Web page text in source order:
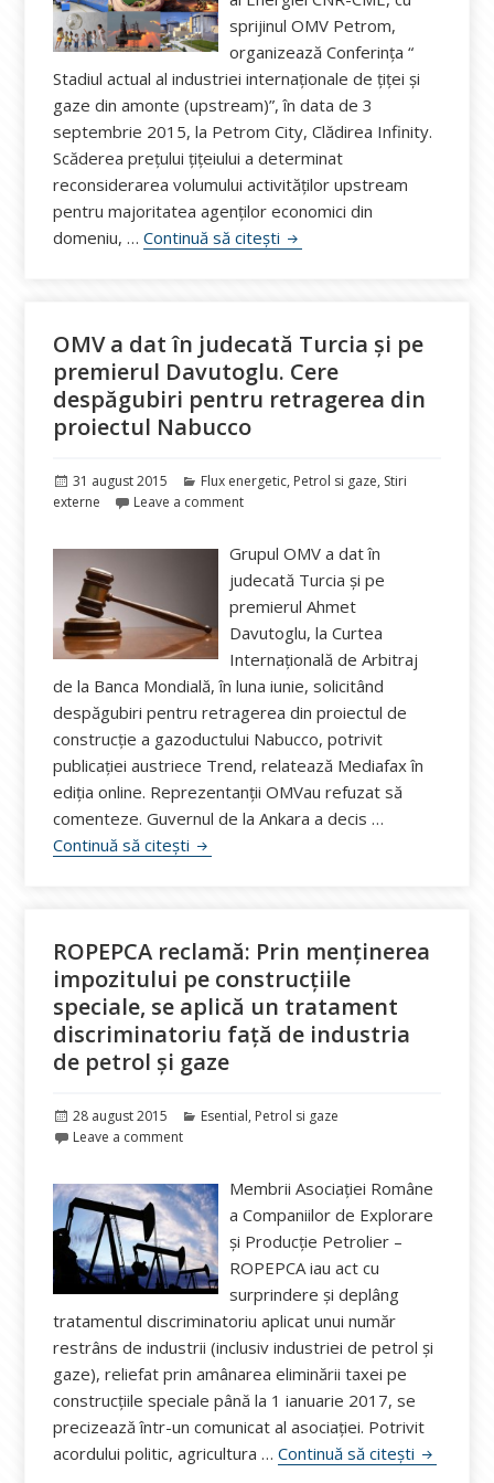
sprijinul OMV Petrom,
organizează Conferința “
Stadiul actual al industriei internaționale de țiței și
gaze din amonte (upstream)”, în data de 3
septembrie 2015, la Petrom City, Clădirea Infinity.
Scăderea prețului țițeiului a determinat
reconsiderarea volumului activităților upstream
pentru majoritatea agenților economici din
domeniu, …Continuă să citești Conferința CNR-CME: “
OMV a dat în judecată Turcia şi pe
premierul Davutoglu. Cere
despăgubiri pentru retragerea din
proiectul Nabucco
Publicat
pe
31 august 2015 Categorii
Flux energetic, Petrol si gaze, Stiri
externe
Leave a comment
Grupul OMV a dat în
judecată Turcia şi pe
premierul Ahmet
Davutoglu, la Curtea
Internațională de Arbitraj
de la Banca Mondială, în luna iunie, solicitând
despăgubiri pentru retragerea din proiectul de
construcţie a gazoductului Nabucco, potrivit
publicaţiei austriece Trend, relatează Mediafax în
ediția online. Reprezentanţii OMVau refuzat să
comenteze. Guvernul de la Ankara a decis …
Continuă să citești OMV a dat în judecată Turcia şi pe
ROPEPCA reclamă: Prin menținerea
impozitului pe construcțiile
speciale, se aplică un tratament
discriminatoriu față de industria
de petrol și gaze
Publicat
pe
28 august 2015 Categorii
Esential, Petrol si gaze
Leave a comment
Membrii Asociației Române
a Companiilor de Explorare
și Producție Petrolier –
ROPEPCA iau act cu
surprindere şi deplâng
tratamentul discriminatoriu aplicat unui număr
restrâns de industrii (inclusiv industriei de petrol şi
gaze), reliefat prin amânarea eliminării taxei pe
construcţiile speciale până la 1 ianuarie 2017, se
precizează într-un comunicat al asociației. Potrivit
acordului politic, agricultura …Continuă să citești